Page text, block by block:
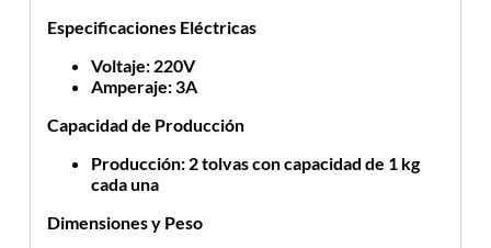
Especificaciones Eléctricas
Voltaje: 220V
Amperaje: 3A
Capacidad de Producción
Producción: 2 tolvas con capacidad de 1 kg
cada una
Dimensiones y Peso